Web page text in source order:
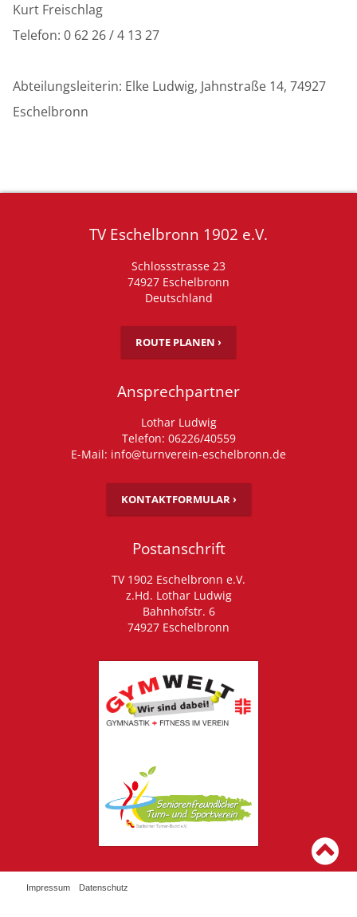
Kurt Freischlag
Telefon: 0 62 26 / 4 13 27
Abteilungsleiterin: Elke Ludwig, Jahnstraße 14, 74927
Eschelbronn
TV Eschelbronn 1902 e.V.
Schlossstrasse 23
74927 Eschelbronn
Deutschland
ROUTE PLANEN ›
Ansprechpartner
Lothar Ludwig
Telefon: 06226/40559
E-Mail: info@turnverein-eschelbronn.de
KONTAKTFORMULAR ›
Postanschrift
TV 1902 Eschelbronn e.V.
z.Hd. Lothar Ludwig
Bahnhofstr. 6
74927 Eschelbronn
Impressum Datenschutz